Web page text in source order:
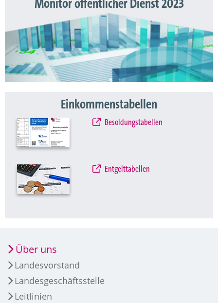
Monitor öffentlicher Dienst 2023
Einkommenstabellen
Besoldungstabellen
Entgelttabellen
Über uns
Landesvorstand
Landesgeschäftsstelle
Leitlinien